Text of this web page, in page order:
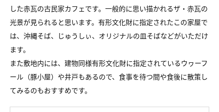
した赤瓦の古民家カフェです。一般的に思い描かれるザ・赤瓦の
光景が見られると思います。有形文化財に指定されたこの家屋で
は、沖縄そば、じゅうしぃ、オリジナルの皿そばなどがいただけ
ます。
また敷地内には、建物同様有形文化財に指定されているウヮーフ
ール（豚小屋）や井戸もあるので、食事を待つ間や食後に散策し
てみるのもおすすめです。